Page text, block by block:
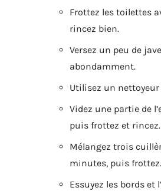
Frottez les toilettes
rincez bien.
Versez un peu de
abondamment.
Utilisez un
Videz une partie de
puis frottez et rincez.
Mélangez trois
minutes, puis frottez.
Essuyez les bords